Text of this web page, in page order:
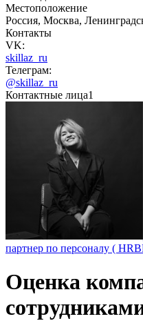
Местоположение
Россия, Москва,
Контакты
VK:
skillaz_ru
Телеграм:
@skillaz_ru
Контактные лица1
партнер по персоналу (
Оценка